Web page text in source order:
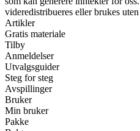
videredistribueres eller brukes
Artikler
Gratis materiale
Tilby
Anmeldelser
Utvalgsguider
Steg for steg
Avspillinger
Bruker
Min bruker
Pakke